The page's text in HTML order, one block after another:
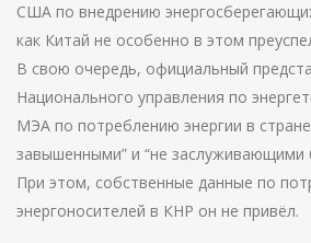
США по внедрению
как Китай не особенно в этом
В свою очередь, официальный
Национального управления по
МЭА по потреблению энергии в стране
завышенными” и “не заслуживающими
При этом, собственные данные по
энергоносителей в КНР он не привёл.